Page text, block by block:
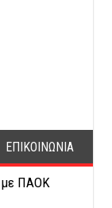
ΕΠΙΚΟΙΝΩΝΙΑ
με ΠΑΟΚ